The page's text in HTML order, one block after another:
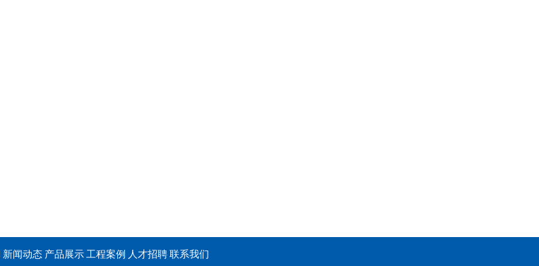
新闻动态 产品展示 工程案例 人才招聘 联系我们